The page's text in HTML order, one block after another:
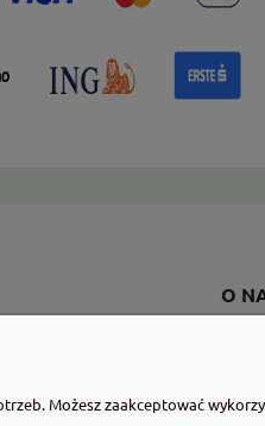
O
Blog
Możesz zaakceptować